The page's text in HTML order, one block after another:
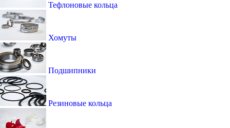
Тефлоновые кольца
Хомуты
Подшипники
Резиновые кольца